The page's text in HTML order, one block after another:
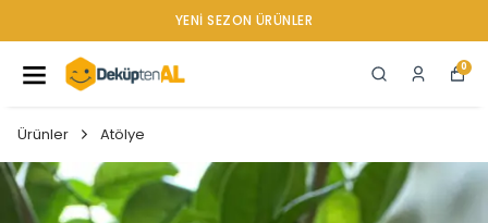
YENI SEZON ÜRÜNLER
0
Ürünler Atölye